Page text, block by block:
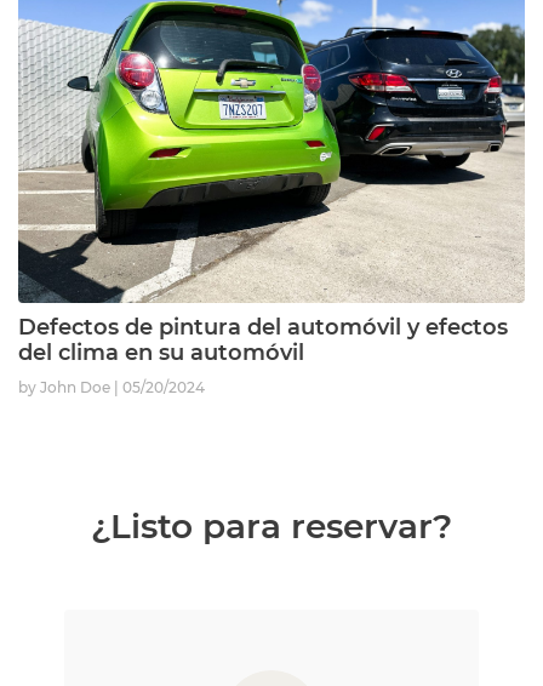
Defectos de pintura del automóvil y efectos
del clima en su automóvil
by John Doe 05/20/2024
¿Listo para reservar?